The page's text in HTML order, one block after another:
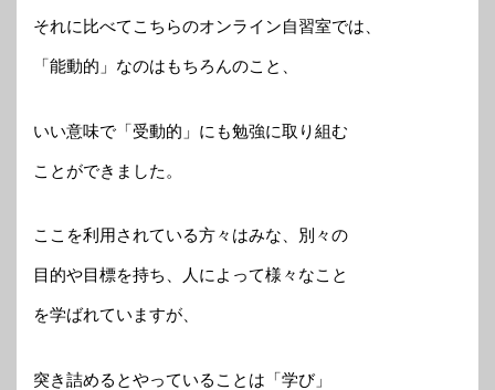
それに比べてこちらのオンライン自習室では、
「能動的」なのはもちろんのこと、
いい意味で「受動的」にも勉強に取り組む
ことができました。
ここを利用されている方々はみな、別々の
目的や目標を持ち、人によって様々なこと
を学ばれていますが、
突き詰めるとやっていることは「学び」